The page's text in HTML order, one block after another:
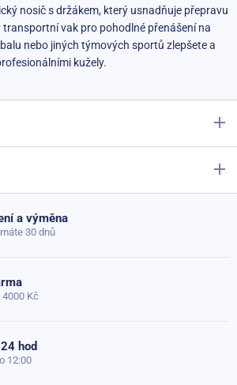
nosič s držákem, který usnadňuje přepravu
vak pro pohodlné přenášení na
nebo jiných týmových sportů zlepšete a
kužely.
Polypropylen (nosič)
19 cm
žádné otázky. Ptejte se nás, rádi
a výměna
30 dnů
4000 Kč
hod
12:00